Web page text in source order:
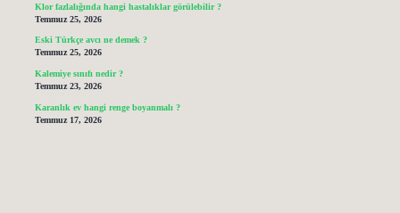
Klor fazlalığında hangi hastalıklar görülebilir ?
Temmuz 25, 2026
Eski Türkçe avcı ne demek ?
Temmuz 25, 2026
Kalemiye sınıfı nedir ?
Temmuz 23, 2026
Karanlık ev hangi renge boyanmalı ?
Temmuz 17, 2026